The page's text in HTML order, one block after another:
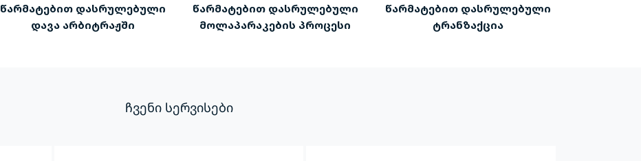
წარმატებით დასრულებული
დავა არბიტრაჟში
წარმატებით დასრულებული
მოლაპარაკების პროცესი
წარმატებით დასრულებული
ტრანზაქცია
ჩვენი სერვისები